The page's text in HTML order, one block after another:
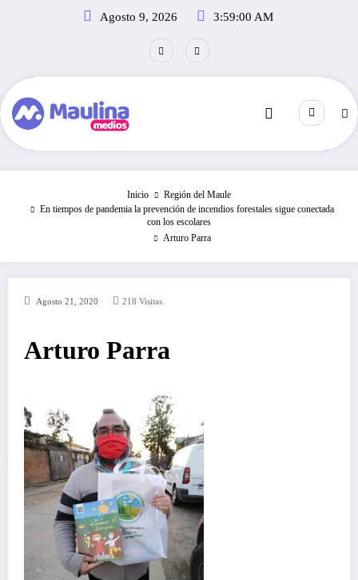
Agosto 9, 2026 3:59:00 AM
Inicio
Región del Maule
En tiempos de pandemia la prevención de incendios forestales sigue conectada
con los escolares
Arturo Parra
Agosto 21, 2020 218 Visitas
Arturo Parra